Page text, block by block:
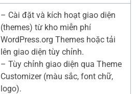
– Cài đặt và kích hoạt giao diện
(themes) từ kho miễn phí
WordPress.org Themes hoặc tải
lên giao diện tùy chỉnh.
– Tùy chỉnh giao diện qua Theme
Customizer (màu sắc, font chữ,
logo).